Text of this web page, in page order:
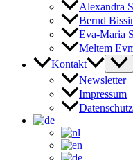
Alexandra
Bernd
Eva-Maria
Meltem
Kontakt
Newsletter
Impressum
Datenschutz